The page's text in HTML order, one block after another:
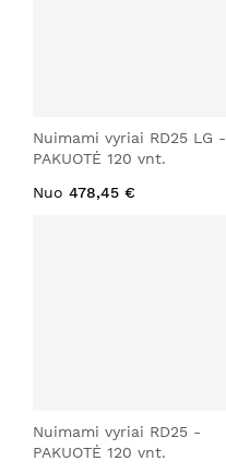
Nuimami vyriai RD25 LG -
PAKUOTĖ 120 vnt.
Nuo 478,45 €
Nuimami vyriai RD25 -
PAKUOTĖ 120 vnt.